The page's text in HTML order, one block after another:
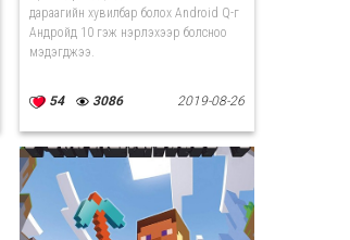
дараагийн хувилбар болох Android Q-г
Андройд 10 гэж нэрлэхээр болсноо
мэдэгджээ.
54 3086 2019-08-26